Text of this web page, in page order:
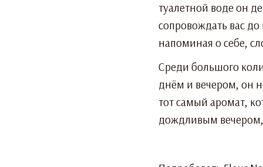
туалетной воде он
сопровождать вас
напоминая о себе,
Среди большого
днём и вечером, он
тот самый аромат,
дождливым